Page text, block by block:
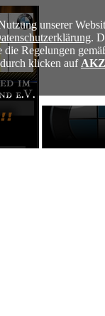
unserer
.
Regelungen
klicken auf